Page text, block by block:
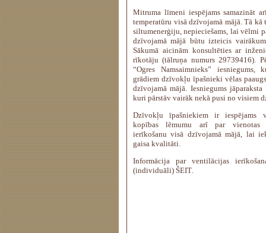
Mitruma līmeni iespējams samazināt
temperatūru visā dzīvojamā mājā. Tā kā
siltumenerģiju, nepieciešams, lai vēlmi
dzīvojamā mājā būtu izteicis
Sākumā aicinām konsultēties ar
rīkotāju (tālruņa numurs 29739416).
“Ogres Namsaimnieks”
grādiem dzīvokļu īpašnieki vēlas
dzīvojamā mājā. Iesniegums
kuri pārstāv vairāk nekā pusi no visiem
Dzīvokļu īpašniekiem ir iespējams
kopības lēmumu arī par vienotas
ierīkošanu visā dzīvojamā mājā, lai
gaisa kvalitāti.
Informācija par ventilācijas
(individuāli) ŠEIT.